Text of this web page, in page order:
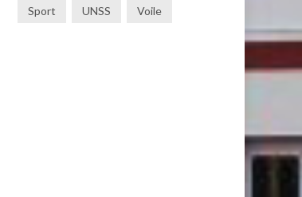
Sport UNSS Voile